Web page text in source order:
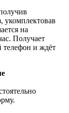
укомплектовав
на
Получает
телефон и ждёт